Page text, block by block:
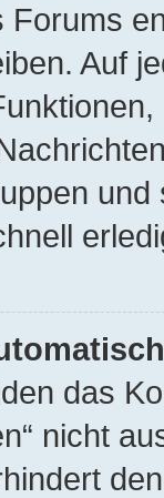
Forums
Auf
das
nicht